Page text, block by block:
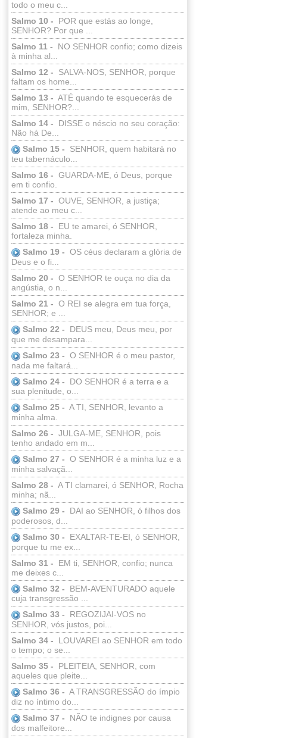
todo o meu c...
Salmo 10 -
POR que estás ao longe,
SENHOR? Por que ...
Salmo 11 -
NO SENHOR confio; como dizeis
à minha al...
Salmo 12 -
SALVA-NOS, SENHOR, porque
faltam os home...
Salmo 13 - ATÉ quando te esquecerás de
mim, SENHOR?...
Salmo 14 -
DISSE o néscio no seu coração:
Não há De...
Salmo 15 -
SENHOR, quem habitará no
teu tabernáculo...
Salmo 16 - GUARDA-ME, ó Deus, porque
em ti confio.
Salmo 17 - OUVE, SENHOR, a justiça;
atende ao meu c...
Salmo 18 -
EU te amarei, ó SENHOR,
fortaleza minha.
Salmo 19 - OS céus declaram a glória de
Deus e o fi...
Salmo 20 - O SENHOR te ouça no dia da
angústia, o n...
Salmo 21 - O REI se alegra em tua força,
SENHOR; e ...
Salmo 22 -
DEUS meu, Deus meu, por
que me desampara...
Salmo 23 - O SENHOR é o meu pastor,
nada me faltará...
Salmo 24 -
DO SENHOR é a terra e a
sua plenitude, o...
Salmo 25 - A TI, SENHOR, levanto a
minha alma.
Salmo 26 - JULGA-ME, SENHOR, pois
tenho andado em m...
Salmo 27 - O SENHOR é a minha luz e a
minha salvaçã...
Salmo 28 - A TI clamarei, ó SENHOR, Rocha
minha; nã...
Salmo 29 -
DAI ao SENHOR, ó filhos dos
poderosos, d...
Salmo 30 -
EXALTAR-TE-EI, ó SENHOR,
porque tu me ex...
Salmo 31 -
EM ti, SENHOR, confio; nunca
me deixes c...
Salmo 32 -
BEM-AVENTURADO aquele
cuja transgressão ...
Salmo 33 -
REGOZIJAI-VOS no
SENHOR, vós justos, poi...
Salmo 34 -
LOUVAREI ao SENHOR em todo
o tempo; o se...
Salmo 35 -
PLEITEIA, SENHOR, com
aqueles que pleite...
Salmo 36 - A TRANSGRESSÃO do ímpio
diz no íntimo do...
Salmo 37 -
NÃO te indignes por causa
dos malfeitore...